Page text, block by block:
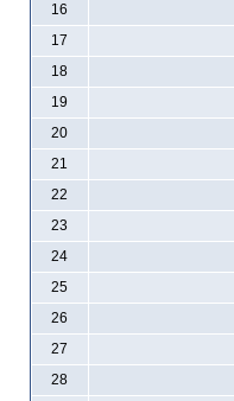
16
17
18
19
20
21
22
23
24
25
26
27
28